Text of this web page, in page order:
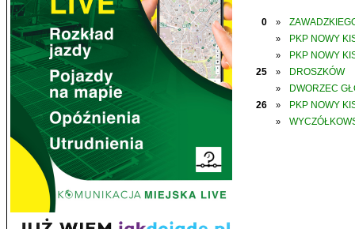
0 »
» PKP NOWY
»
PKP NOWY
25
» DROSZKÓW
»
DWORZEC
26
» PKP NOWY
»